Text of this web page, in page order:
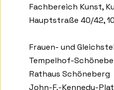
Fachbereich Kunst,
Hauptstraße 40/42,
Frauen- und
Tempelhof-
Rathaus Schöneberg
John-F.-Kennedy-